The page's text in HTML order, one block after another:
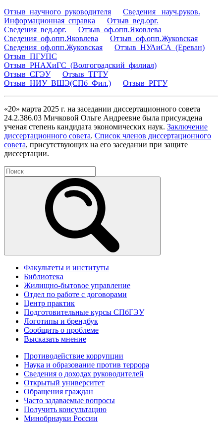
Отзыв_научного_руководителя
Сведения_ науч.руков.
Информационная_справка
Отзыв_вед.орг.
Сведения_вед.орг.
Отзыв_оф.опп.Яковлева
Сведения_оф.опп.Яковлева
Отзыв_оф.опп.Жуковская
Сведения_оф.опп.Жуковская
Отзыв_НУАиСА_(Ереван)
Отзыв_ПГУПС
Отзыв_РНАХиГС_(Волгоградский_филиал)
Отзыв_СГЭУ
Отзыв_ТГТУ
Отзыв_НИУ_ВШЭ(СПб_Фил.)
Отзыв_РГГУ
«20» марта 2025 г. на заседании диссертационного совета
24.2.386.03 Мичковой Ольге Андреевне была присуждена
ученая степень кандидата экономических наук. Заключение
диссертационного совета. Список членов диссертационного
совета, присутствующих на его заседании при защите
диссертации.
Факультеты и институты
Библиотека
Жилищно-бытовое управление
Отдел по работе с договорами
Центр практик
Подготовительные курсы СПбГЭУ
Логотипы и брендбук
Сообщить о проблеме
Высказать мнение
Противодействие коррупции
Наука и образование против террора
Сведения о доходах руководителей
Открытый университет
Обращения граждан
Часто задаваемые вопросы
Получить консультацию
Минобрнауки России